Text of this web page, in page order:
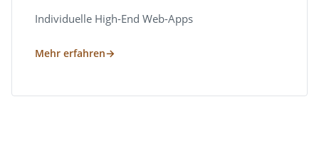
Individuelle High-End Web-Apps
Mehr erfahren